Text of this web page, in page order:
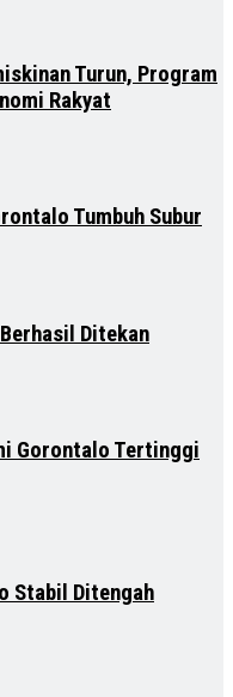
Turun, Program
Rakyat
Tumbuh Subur
Ditekan
Gorontalo Tertinggi
Stabil Ditengah